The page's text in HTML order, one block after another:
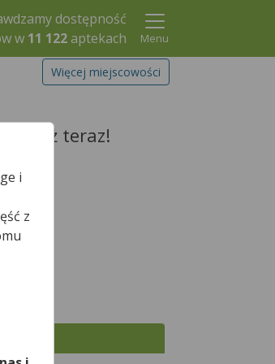
dostępność
w 11 122aptekach
Menu
Więcej miejscowości
go już teraz!
leku
i
z